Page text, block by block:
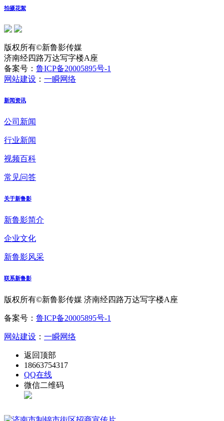
拍摄花絮
版权所有©新鲁影传媒
济南经四路万达写字楼A座
备案号： 鲁ICP备20005895号-1
网站建设 ： 一瞬网络
新闻资讯
公司新闻
行业新闻
视频百科
常见问答
关于新鲁影
新鲁影简介
企业文化
新鲁影风采
联系新鲁影
版权所有©新鲁影传媒 济南经四路万达写字楼A座
备案号： 鲁ICP备20005895号-1
网站建设 ： 一瞬网络
返回顶部
18663754317
QQ在线
微信二维码